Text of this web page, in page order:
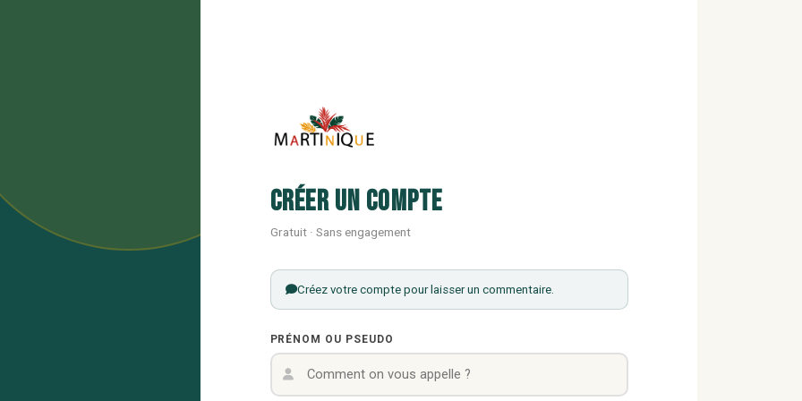
Créer un compte
Gratuit · Sans engagement
Créez votre compte pour laisser un commentaire.
PRÉNOM OU PSEUDO